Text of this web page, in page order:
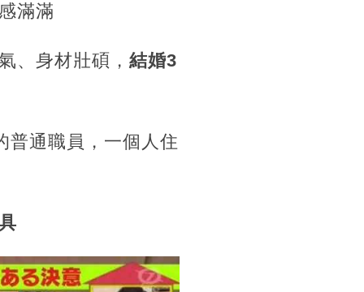
滿滿
、身材壯碩， 結婚3
普通職員，一個人住